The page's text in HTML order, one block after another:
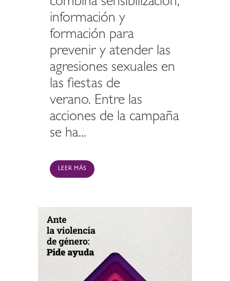
información y
formación para
prevenir y atender las
agresiones sexuales en
las fiestas de
verano. Entre las
acciones de la campaña
se ha...
LEER MÁS